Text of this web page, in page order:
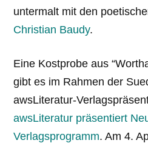
untermalt mit den
Christian Baudy.
Eine Kostprobe aus
gibt es im Rahmen der
awsLiteratur-
awsLiteratur präsentiert
Verlagsprogramm. Am 4.